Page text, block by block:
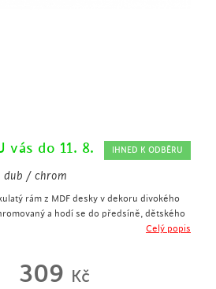
vás do 11. 8. IHNED K ODBĚRU
dub / chrom
rám z MDF desky v dekoru divokého
a hodí se do předsíně, dětského
kabáty
Celý popis
309 Kč